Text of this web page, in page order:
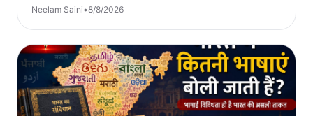
Neelam Saini•8/8/2026